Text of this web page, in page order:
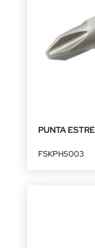
PUNTA
FSKPH5003